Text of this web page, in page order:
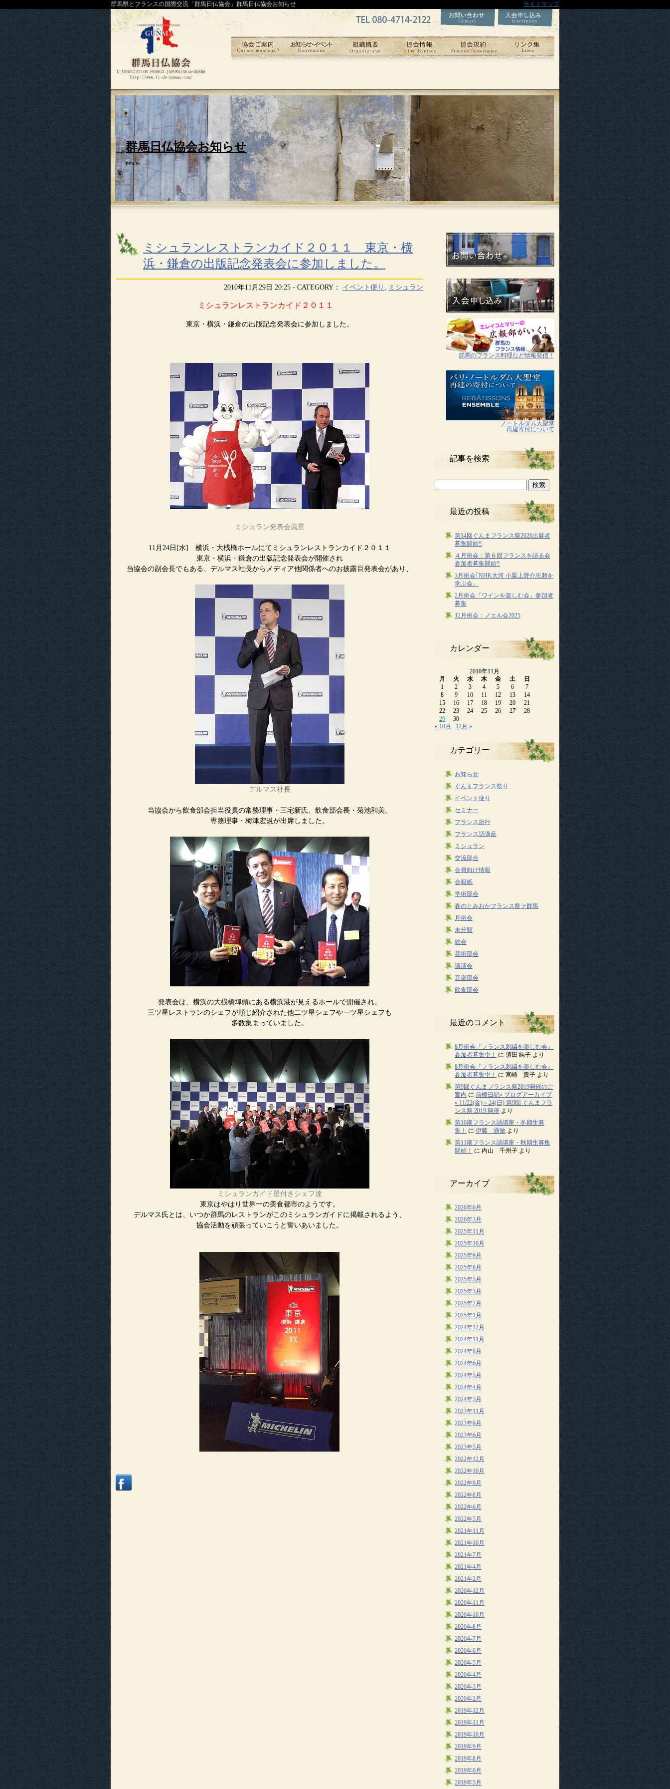
群馬県とフランスの国際交流「群馬日仏協会」群馬日仏協会お知らせ サイトマップ
群馬日仏協会お知らせ
news
ミシュランレストランカイド２０１１ 東京・横
浜・鎌倉の出版記念発表会に参加しました。
2010年11月29日 20:25 - CATEGORY： イベント便り , ミシュラン
ミシュランレストランカイド２０１１
東京・横浜・鎌倉の出版記念発表会に参加しました。
ミシュラン発表会風景
11月24日[水] 横浜・大桟橋ホールにてミシュランレストランカイド２０１１
東京・横浜・鎌倉の出版記念発表会が開催され
当協会の副会長でもある、デルマス社長からメディア他関係者へのお披露目発表会があり、
デルマス社長
当協会から飲食部会担当役員の常務理事・三宅新氏、飲食部会長・菊池和美、
専務理事・梅津宏規が出席しました。
発表会は、横浜の大桟橋埠頭にある横浜港が見えるホールで開催され、
三ツ星レストランのシェフが順じ紹介された他二ツ星シェフや一ツ星シェフも
多数集まっていました。
ミシュランガイド星付きシェフ達
東京はやはり世界一の美食都市のようです。
デルマス氏とは、いつか群馬のレストランがこのミシュランガイドに掲載されるよう、
協会活動を頑張っていこうと誓いあいました。
群馬のフランス料理など情報発信！
ノートルダム大聖堂
再建寄付について
記事を検索
検
最近の投稿
第14回ぐんまフランス祭2026出展者
募集開始‼
４月例会：第６回フランスを語る会
参加者募集開始‼
3月例会｢NHK大河 小栗上野介忠順を
学ぶ会」
2月例会「ワインを楽しむ会」参加者
募集
12月例会：ノエル会2025
カレンダー
2010年11月
月
火 水 木 金 土
日
1
2 3 4 5 6
7
8
9 10 11 12 13
14
15
16 17 18 19 20
21
22
23 24 25 26 27
28
29
30
« 10月
12月 »
カテゴリー
お知らせ
ぐんまフランス祭り
イベント便り
セミナー
フランス旅行
フランス語講座
ミシュラン
交流部会
会員向け情報
会報紙
学術部会
春のとみおかフランス祭ァ群馬
月例会
未分類
総会
芸術部会
講演会
音楽部会
飲食部会
最近のコメント
8月例会『フランス刺繍を楽しむ会』
参加者募集中！
に 須田 純子 より
8月例会『フランス刺繍を楽しむ会』
参加者募集中！
に 宮崎 貴子 より
第9回ぐんまフランス祭2019開催のご
案内 に 前橋日記» ブログアーカイブ
» 11/22(金)～24(日) 第9回 ぐんまフラ
ンス祭 2019 開催 より
第16期フランス語講座・冬期生募
集！
に 伊藤 通敏 より
第11期フランス語講座・秋期生募集
開始！
に 内山 千州子 より
アーカイブ
2026年6月
2026年3月
2025年11月
2025年10月
2025年9月
2025年8月
2025年5月
2025年3月
2025年2月
2025年1月
2024年12月
2024年11月
2024年8月
2024年6月
2024年5月
2024年4月
2024年3月
2023年11月
2023年9月
2023年6月
2023年5月
2022年12月
2022年10月
2022年9月
2022年8月
2022年6月
2022年5月
2021年11月
2021年10月
2021年7月
2021年4月
2021年2月
2020年12月
2020年11月
2020年10月
2020年8月
2020年7月
2020年6月
2020年5月
2020年4月
2020年3月
2020年2月
2019年12月
2019年11月
2019年10月
2019年9月
2019年8月
2019年6月
2019年5月